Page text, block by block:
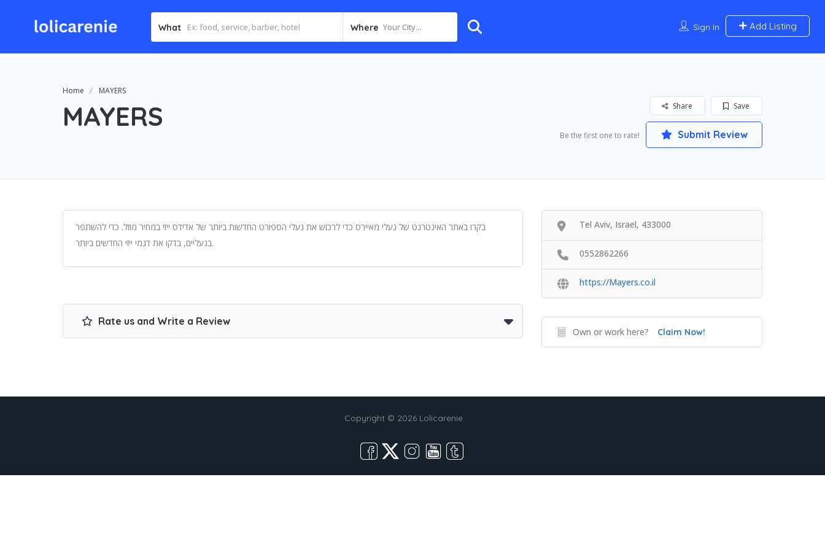
What Where Your City... Sign In Add Listing
Home MAYERS
MAYERS Save
Share
Be the first one to rate! Submit Review
בקרו באתר האינטרנט של נעלי מאיירס כדי לרכוש את נעלי הספורט החדשות ביותר של אדידס ייזי במחיר מוזל. כדי להשתפר
בנעליים, בדקו את דגמי ייזי החדשים ביותר.
Rate us and Write a Review
Tel Aviv, Israel, 433000
0552862266
https://Mayers.co.il
Own or work here? Claim Now!
Copyright © 2026 Lolicarenie